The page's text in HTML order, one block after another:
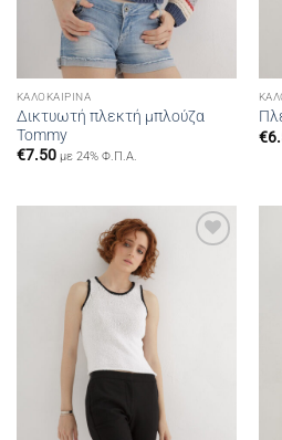
ΚΑΛΟΚΑΙΡΙΝΆ
Δικτυωτή πλεκτή μπλούζα
Tommy
€7.50 με 24% Φ.Π.Α.
€